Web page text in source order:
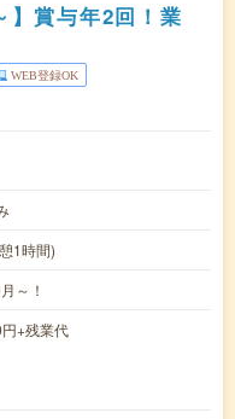
】賞与年2回！業
WEB登録OK
1時間)
～！
+残業代